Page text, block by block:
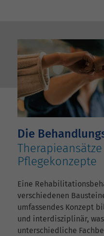
Die
Pflegekonzepte
Eine
verschiedenen
umfassendes Konzept
und interdisziplinär,
unterschiedliche